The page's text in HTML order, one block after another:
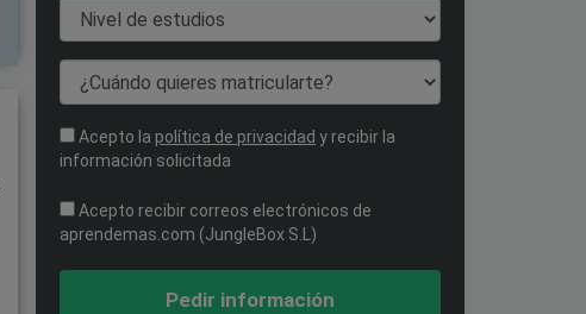
Nivel de estudios
¿Cuándo quieres matricularte?
Acepto la política de privacidad y recibir la
información solicitada
Acepto recibir correos electrónicos de
aprendemas.com (JungleBox S.L)
Pedir información